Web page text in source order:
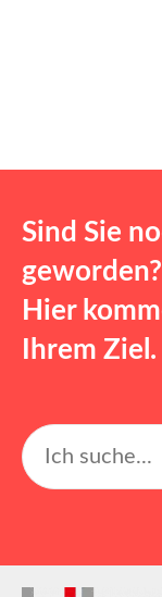
Sind Sie
geworden?
Hier
Ihrem Ziel.